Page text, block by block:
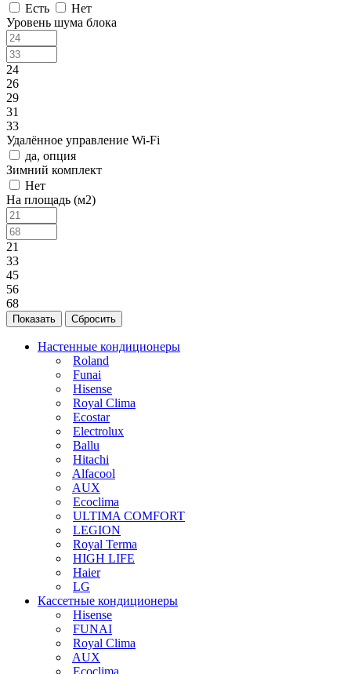
Есть
Нет
Уровень шума блока
24
26
29
31
33
Удалённое управление Wi-Fi
да, опция
Зимний комплект
Нет
На площадь (м2)
21
33
45
56
68
Сбросить
Настенные кондиционеры
Roland
Funai
Hisense
Royal Clima
Ecostar
Electrolux
Ballu
Hitachi
Alfacool
AUX
Ecoclima
ULTIMA COMFORT
LEGION
Royal Terma
HIGH LIFE
Haier
LG
Кассетные кондиционеры
Hisense
FUNAI
Royal Clima
AUX
Ecoclima